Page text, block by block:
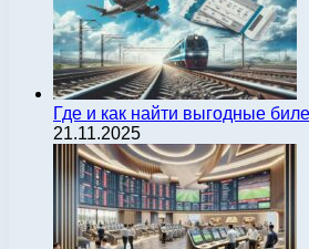
Где и как найти выгодные
21.11.2025